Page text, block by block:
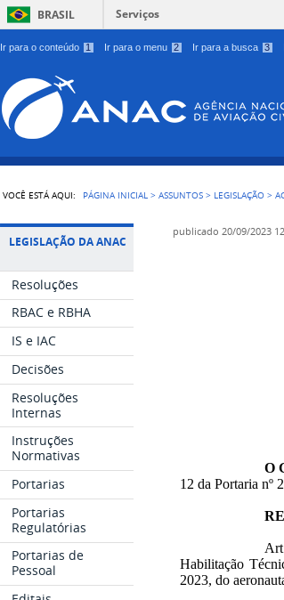
Ir para o conteúdo 1 Ir para o menu 2 Ir para a busca 3
BRASIL Serviços
VOCÊ ESTÁ AQUI: PÁGINA INICIAL >ASSUNTOS > LEGISLAÇÃO >
LEGISLAÇÃO DA ANAC
Resoluções
RBAC e RBHA
IS e IAC
Decisões
Resoluções
Internas
Instruções
Normativas
Portarias
Portarias
Regulatórias
Portarias de
Pessoal
publicado 20/09/2023
O
12 da Portaria nº
Habilitação
2023, do